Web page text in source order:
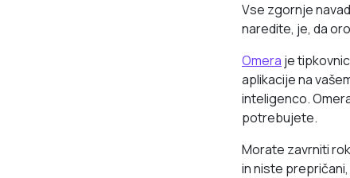
Vse zgornje
naredite, je, da
Omera je
aplikacije na
inteligenco.
potrebujete.
Morate zavrniti
in niste